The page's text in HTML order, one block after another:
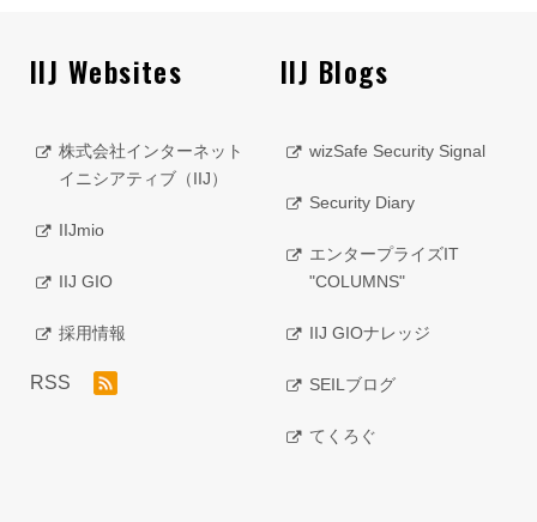
IIJ Websites
株式会社インターネット
イニシアティブ（IIJ）
IIJmio
IIJ GIO
採用情報
RSS
IIJ Blogs
wizSafe Security Signal
Security Diary
エンタープライズIT
"COLUMNS"
IIJ GIOナレッジ
SEILブログ
てくろぐ